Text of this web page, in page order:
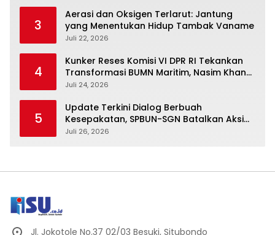
3
Aerasi dan Oksigen Terlarut: Jantung
yang Menentukan Hidup Tambak Vaname
Juli 22, 2026
4
Kunker Reses Komisi VI DPR RI Tekankan
Transformasi BUMN Maritim, Nasim Khan
Kawal Penguatan Sektor Laut
Juli 24, 2026
5
Update Terkini Dialog Berbuah
Kesepakatan, SPBUN-SGN Batalkan Aksi
Nasional Setelah Holding Penuhi Sejumlah
Juli 26, 2026
Jl. Jokotole No.37 02/03 Besuki, Situbondo